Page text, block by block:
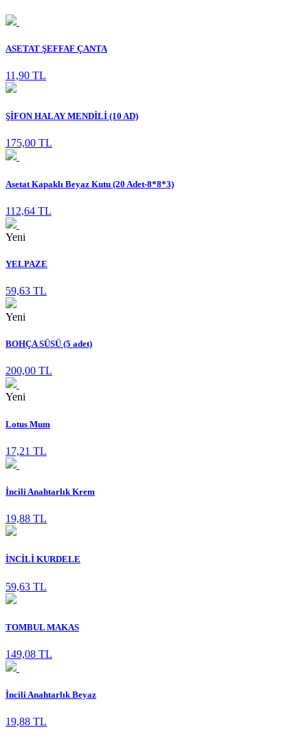
ASETAT ŞEFFAF ÇANTA
11,90 TL
ŞİFON HALAY MENDİLİ (10 AD)
175,00 TL
Asetat Kapaklı Beyaz Kutu (20 Adet-8*8*3)
112,64 TL
Yeni
YELPAZE
59,63 TL
Yeni
BOHÇA SÜSÜ (5 adet)
200,00 TL
Yeni
Lotus Mum
17,21 TL
İncili Anahtarlık Krem
19,88 TL
İNCİLİ KURDELE
59,63 TL
TOMBUL MAKAS
149,08 TL
İncili Anahtarlık Beyaz
19,88 TL